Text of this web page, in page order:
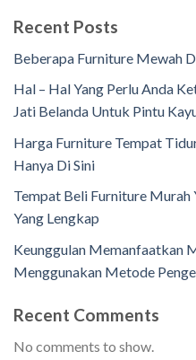
Recent Posts
Beberapa Furniture Mewah
Hal – Hal Yang Perlu Anda
Jati Belanda Untuk Pintu
Harga Furniture Tempat
Hanya Di Sini
Tempat Beli Furniture Murah
Yang Lengkap
Keunggulan Memanfaatkan
Menggunakan Metode
Recent Comments
No comments to show.